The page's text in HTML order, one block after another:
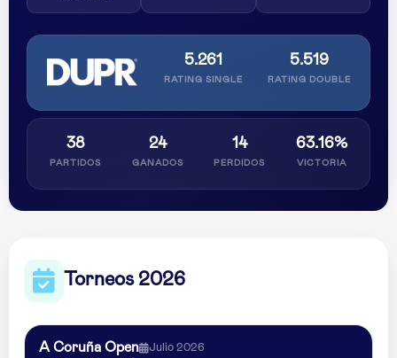
5.261
RATING SINGLE
5.519
RATING DOUBLE
38
PARTIDOS
24
GANADOS
14
PERDIDOS
63.16%
VICTORIA
Torneos 2026
A Coruña Open Julio 2026